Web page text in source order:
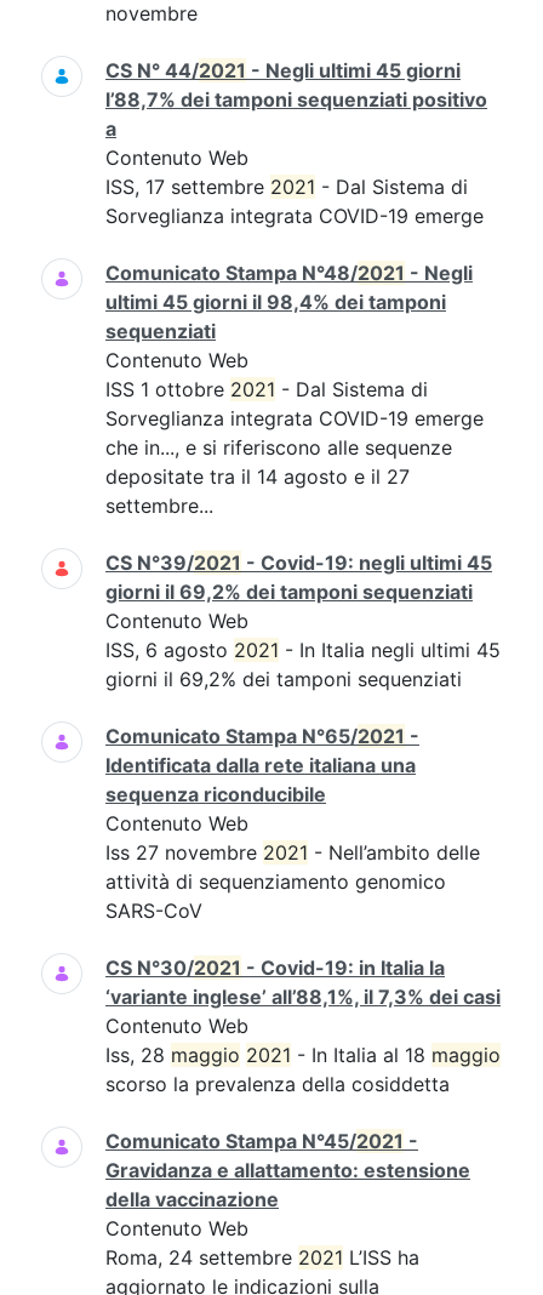
novembre
CS N° 44/2021 - Negli ultimi 45 giorni
l’88,7% dei tamponi sequenziati positivo
a
Contenuto Web
ISS, 17 settembre 2021 - Dal Sistema di
Sorveglianza integrata COVID-19 emerge
Comunicato Stampa N°48/2021 - Negli
ultimi 45 giorni il 98,4% dei tamponi
sequenziati
Contenuto Web
ISS 1 ottobre 2021 - Dal Sistema di
Sorveglianza integrata COVID-19 emerge
che in..., e si riferiscono alle sequenze
depositate tra il 14 agosto e il 27
settembre...
CS N°39/2021 - Covid-19: negli ultimi 45
giorni il 69,2% dei tamponi sequenziati
Contenuto Web
ISS, 6 agosto 2021 - In Italia negli ultimi 45
giorni il 69,2% dei tamponi sequenziati
Comunicato Stampa N°65/2021 -
Identificata dalla rete italiana una
sequenza riconducibile
Contenuto Web
Iss 27 novembre 2021 - Nell’ambito delle
attività di sequenziamento genomico
SARS-CoV
CS N°30/2021 - Covid-19: in Italia la
‘variante inglese’ all’88,1%, il 7,3% dei casi
Contenuto Web
Iss, 28 maggio 2021 - In Italia al 18 maggio
scorso la prevalenza della cosiddetta
Comunicato Stampa N°45/2021 -
Gravidanza e allattamento: estensione
della vaccinazione
Contenuto Web
Roma, 24 settembre 2021 L’ISS ha
aggiornato le indicazioni sulla